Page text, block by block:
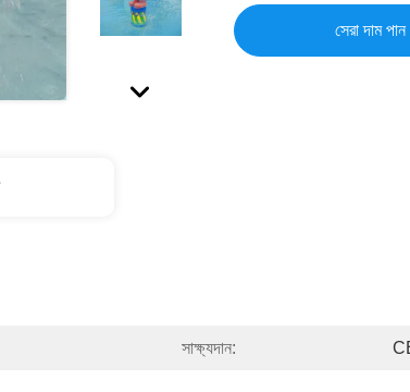
সেরা দাম পান
সাক্ষ্যদান: